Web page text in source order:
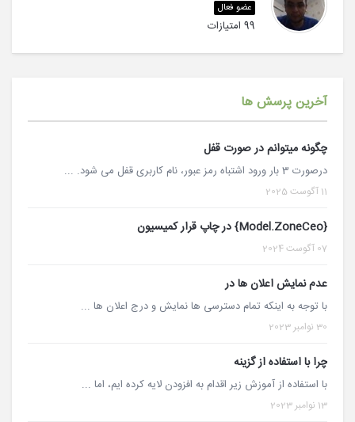
عضو فعال
99 امتیازات
آخرین پرسش ها
چگونه میتوانم در صورت قفل
درصورت 3 بار ورود اشتباه رمز عبور، نام کاربری قفل می شود. ...
11 آگوست 2025
{Model.ZoneCeo} در چاپ قرار کمیسیون
07 آگوست 2024
عدم نمایش اعلان ها در
با توجه به اینکه تمام دسترسی ها نمایش و درج اعلان ها ...
30 نوامبر 2023
چرا با استفاده از گزینه
با استفاده از آموزش زیر اقدام به افزودن لایه کرده ایم، اما ...
13 نوامبر 2023